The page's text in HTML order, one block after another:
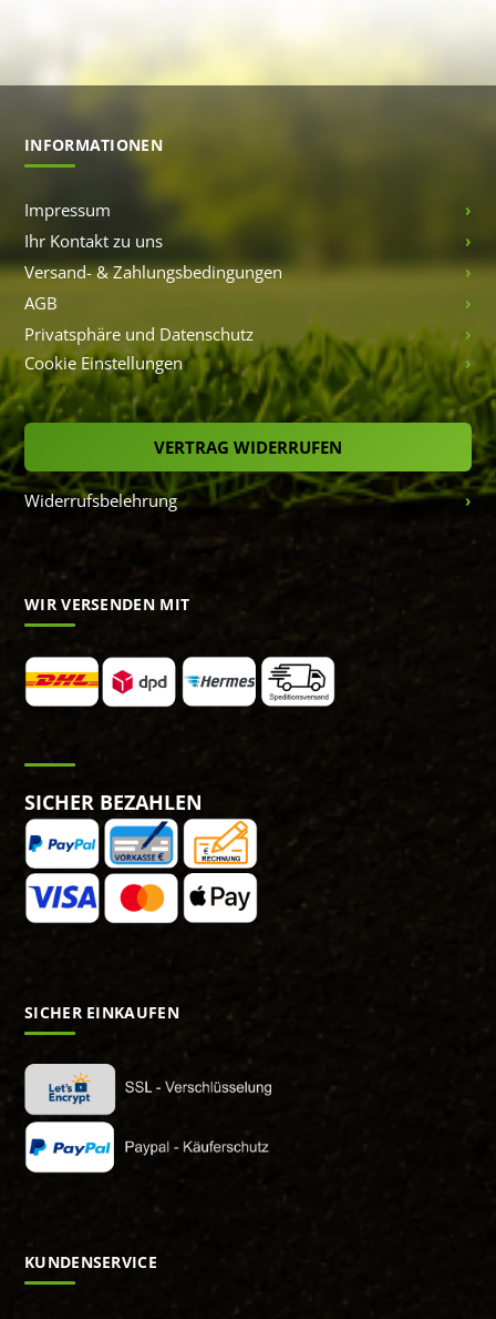
INFORMATIONEN
Impressum
Ihr Kontakt zu uns
Versand- & Zahlungsbedingungen
AGB
Privatsphäre und Datenschutz
Cookie Einstellungen
VERTRAG WIDERRUFEN
Widerrufsbelehrung
WIR VERSENDEN MIT
SICHER BEZAHLEN
SICHER EINKAUFEN
KUNDENSERVICE